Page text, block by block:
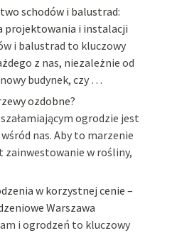
schodów i balustrad:
projektowania i instalacji
i balustrad to kluczowy
z nas, niezależnie od
budynek, czy …
ozdobne?
ogrodzie jest
nas. Aby to marzenie
zainwestowanie w rośliny,
w korzystnej cenie –
Warszawa
i ogrodzeń to kluczowy